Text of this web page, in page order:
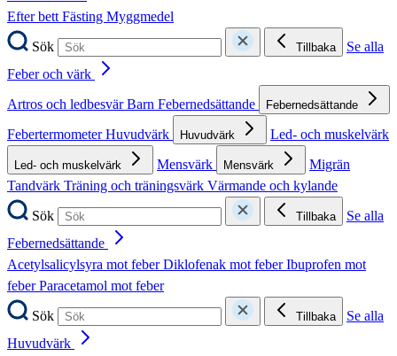
Efter bettFästing Myggmedel
Sök
Tillbaka
Se alla
Feber och värk
Artros och ledbesvärBarn Febernedsättande Febernedsättande
FebertermometerHuvudvärk Huvudvärk Led- och muskelvärk
Led- och muskelvärk Mensvärk Mensvärk
Migrän
Tandvärk Träning och träningsvärk Värmande och kylande
Sök
Tillbaka
Se alla
Febernedsättande
Acetylsalicylsyra mot feberDiklofenak mot feberIbuprofen mot
feberParacetamol mot feber
Sök
Tillbaka
Se alla
Huvudvärk